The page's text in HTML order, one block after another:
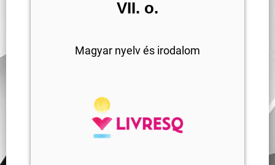
VII. o.
Magyar nyelv és irodalom